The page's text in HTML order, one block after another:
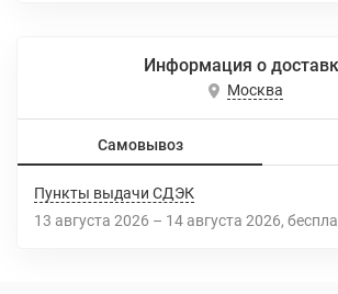
Информация о
Москва
Самовывоз
Пункты выдачи СДЭК
13 августа 2026 – 14 августа 2026